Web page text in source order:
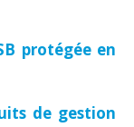
protégée en
de gestion